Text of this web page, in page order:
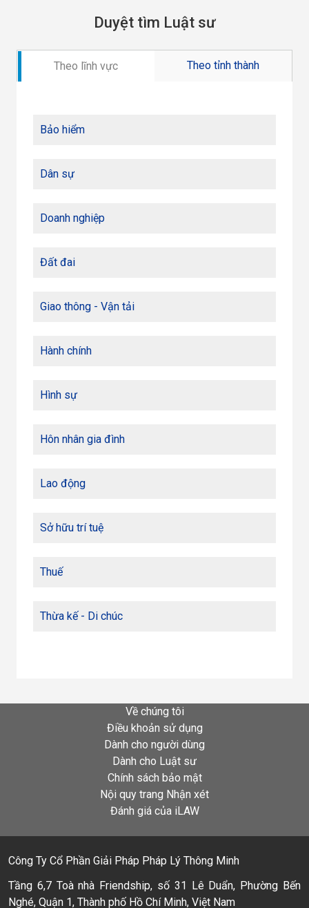
Duyệt tìm Luật sư
Theo lĩnh vực Theo tỉnh thành
Bảo hiểm
Dân sự
Doanh nghiệp
Đất đai
Giao thông - Vận tải
Hành chính
Hình sự
Hôn nhân gia đình
Lao động
Sở hữu trí tuệ
Thuế
Thừa kế - Di chúc
Về chúng tôi
Điều khoản sử dụng
Dành cho người dùng
Dành cho Luật sư
Chính sách bảo mật
Nội quy trang Nhận xét
Đánh giá của iLAW
Công Ty Cổ Phần Giải Pháp Pháp Lý Thông Minh
Tầng 6,7 Toà nhà Friendship, số 31 Lê Duẩn, Phường Bến
Nghé, Quận 1, Thành phố Hồ Chí Minh, Việt Nam